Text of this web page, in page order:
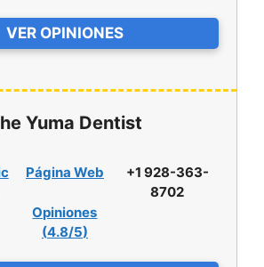
VER OPINIONES
Yuma Dentist
Página Web
Opiniones
(4.8/5)
+1 928-363-
8702